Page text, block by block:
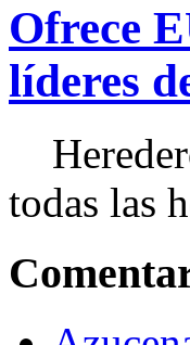
Ofrece
líderes
todas las